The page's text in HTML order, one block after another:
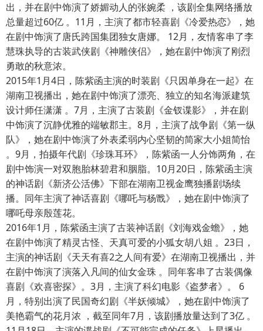
出，并在剧中饰演了娇媚动人的张婉柔 ，该剧全集网络播放
总量超过60亿 。11月，主演了都市轻喜剧《冷爱热恋》，她
在剧中饰演了唐氏跨国集团独女唐娜。 12月，友情客串了李
慧珠执导的古装武侠剧《神雕侠侣》，她在剧中饰演了刚烈
勇敢的秋意浓。
2015年1月4日，陈紫函主演的时装剧《只因单身在一起》在
湖南卫视播出，她在剧中饰演了漂亮、独立的知名海派建筑
设计师任潇潇 。7月，主演了古装剧《金钗谍影》，并在剧
中饰演了沉静优雅的端敏郡主。8月，主演了战争剧《第一纵
队》，她在剧中饰演了外表柔弱内心坚韧的简家大小姐简怡
。9月，拍摄年代剧《珍珠耳环》，陈紫函一人分饰两角，在
剧中饰演一对双胞胎林碧君和胭脂。10月20日，陈紫函主演
的神话剧《新济公活佛》下部在湖南卫视金鹰独播剧场续
播。同年主演了神话喜剧《哪吒与杨戬》，她在剧中饰演了
哪吒母亲殷莲花。
2016年1月，陈紫函主演了古装神话剧《刘海戏金蟾》，她
在剧中饰演了精灵古怪、天真可爱的小狐女胡八姐 。23日，
主演的神话剧《天天有喜2之人间有爱》在湖南卫视播出，并
在剧中饰演了演落入凡间的仙女金珠 。同年客串了古装偶像
喜剧《欢喜密探》。3月，主演了科幻电影《盗梦者》。 6
月，特别出演了民国奇幻剧《半妖倾城》，她在剧中饰演了
美艳霸气的花月浓 ，截至同年7月，该剧播放量达到了3亿 。